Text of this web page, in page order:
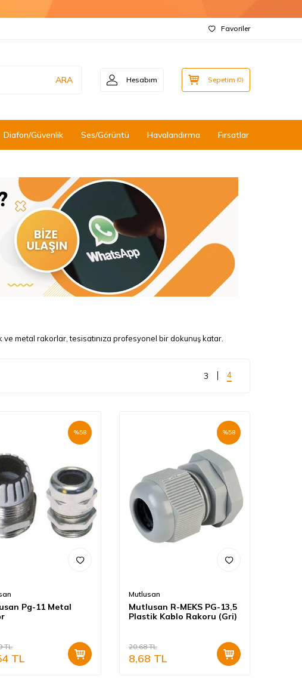
Favoriler
ARA Hesabım Sepetim (0)
Diafon/Güvenlik Ses/Görüntü Havalandırma Fırsatlar
ve metal rakorlar, tesisatınıza profesyonel bir dokunuş katar.
3 4
%58
Pg-11 Metal
TL
TL
%58
Mutlusan
Mutlusan R-MEKS PG-13,5
Plastik Kablo Rakoru (Gri)
20,68TL
8,68 TL